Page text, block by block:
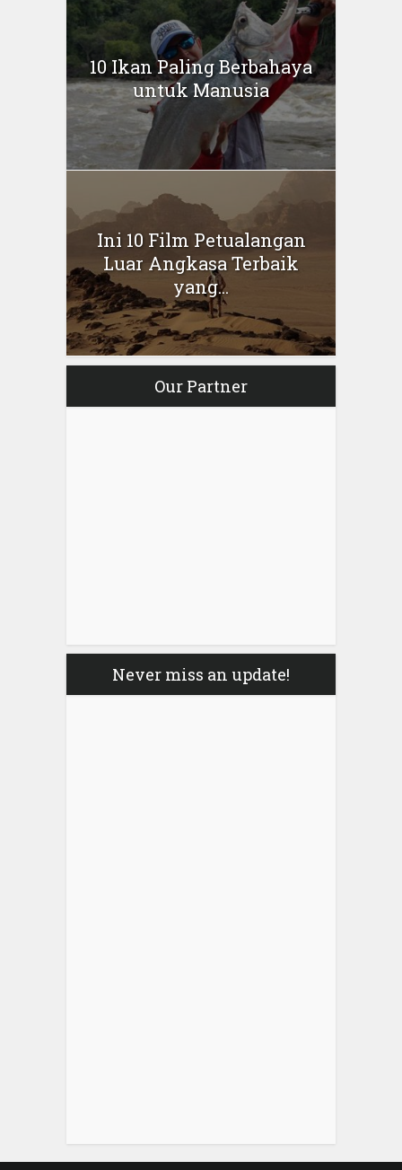
10 Ikan Paling Berbahaya
untuk Manusia
Ini 10 Film Petualangan
Luar Angkasa Terbaik
yang...
Our Partner
Never miss an update!